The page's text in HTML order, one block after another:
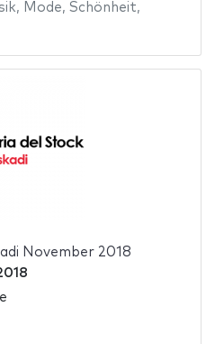
, Mode, Schönheit,
November 2018